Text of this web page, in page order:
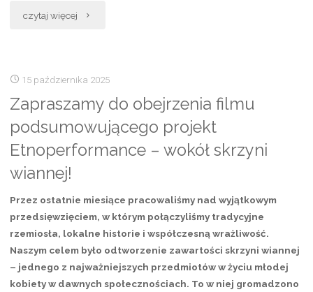
czytaj więcej „Marcin
Dorocznej
Nagrody
Ministra
Dziedzictwa
Narodowego!”
15 października 2025
Zapraszamy do obejrzenia filmu
podsumowującego projekt
Etnoperformance – wokół skrzyni
wiannej!
Przez ostatnie miesiące pracowaliśmy nad wyjątkowym
przedsięwzięciem, w którym połączyliśmy tradycyjne
rzemiosła, lokalne historie i współczesną wrażliwość.
Naszym celem było odtworzenie zawartości skrzyni wiannej
– jednego z najważniejszych przedmiotów w życiu młodej
kobiety w dawnych społecznościach. To w niej gromadzono